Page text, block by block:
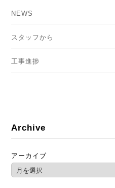
NEWS
スタッフから
工事進捗
Archive
アーカイブ